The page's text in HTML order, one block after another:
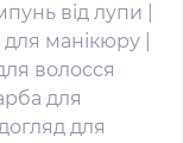
від лупи
для манікюру
волосся
для
для